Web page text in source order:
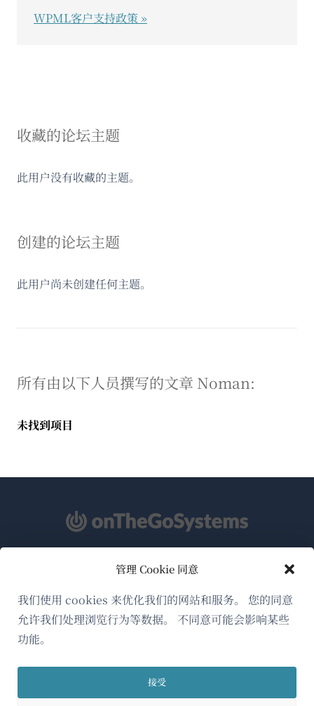
管理 Cookie 同意
我们使用 cookies 来优化我们的网站和服务。 您的同意
允许我们处理浏览行为等数据。 不同意可能会影响某些
功能。
接受
收藏的论坛主题
此用户没有收藏的主题。
创建的论坛主题
此用户尚未创建任何主题。
所有由以下人员撰写的文章 Noman:
未找到项目
WPML客户支持政策 »
简体中文
关于WPML
GDPR与隐私政策
加入我们的团队（在
中
新
口
新
窗
口
新
口